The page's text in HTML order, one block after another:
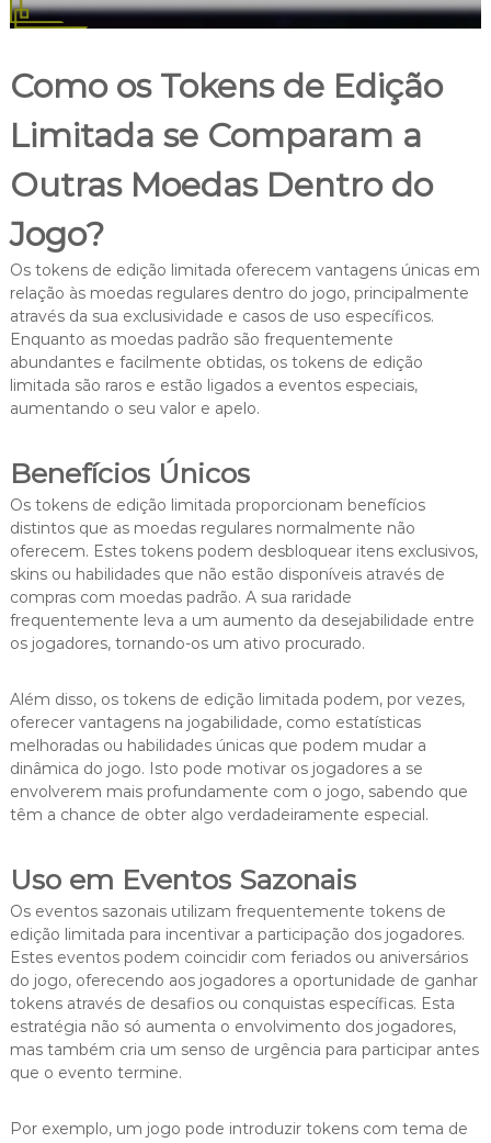
Como os Tokens de Edição
Limitada se Comparam a
Outras Moedas Dentro do
Jogo?
Os tokens de edição limitada oferecem vantagens únicas em
relação às moedas regulares dentro do jogo, principalmente
através da sua exclusividade e casos de uso específicos.
Enquanto as moedas padrão são frequentemente
abundantes e facilmente obtidas, os tokens de edição
limitada são raros e estão ligados a eventos especiais,
aumentando o seu valor e apelo.
Benefícios Únicos
Os tokens de edição limitada proporcionam benefícios
distintos que as moedas regulares normalmente não
oferecem. Estes tokens podem desbloquear itens exclusivos,
skins ou habilidades que não estão disponíveis através de
compras com moedas padrão. A sua raridade
frequentemente leva a um aumento da desejabilidade entre
os jogadores, tornando-os um ativo procurado.
Além disso, os tokens de edição limitada podem, por vezes,
oferecer vantagens na jogabilidade, como estatísticas
melhoradas ou habilidades únicas que podem mudar a
dinâmica do jogo. Isto pode motivar os jogadores a se
envolverem mais profundamente com o jogo, sabendo que
têm a chance de obter algo verdadeiramente especial.
Uso em Eventos Sazonais
Os eventos sazonais utilizam frequentemente tokens de
edição limitada para incentivar a participação dos jogadores.
Estes eventos podem coincidir com feriados ou aniversários
do jogo, oferecendo aos jogadores a oportunidade de ganhar
tokens através de desafios ou conquistas específicas. Esta
estratégia não só aumenta o envolvimento dos jogadores,
mas também cria um senso de urgência para participar antes
que o evento termine.
Por exemplo, um jogo pode introduzir tokens com tema de